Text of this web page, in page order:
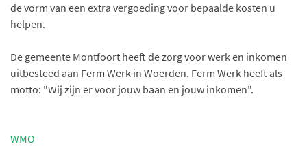
de vorm van een extra vergoeding voor bepaalde kosten u
helpen.
De gemeente Montfoort heeft de zorg voor werk en inkomen
uitbesteed aan Ferm Werk in Woerden. Ferm Werk heeft als
motto: "Wij zijn er voor jouw baan en jouw inkomen".
WMO